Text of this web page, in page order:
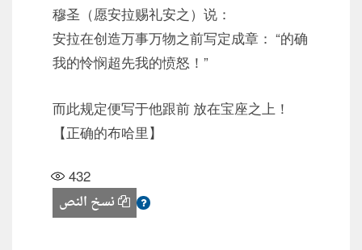
穆圣（愿安拉赐礼安之）说：
安拉在创造万事万物之前写定成章： “的确
我的怜悯超先我的愤怒！”
而此规定便写于他跟前 放在宝座之上！
【正确的布哈里】
432
نسخ النص